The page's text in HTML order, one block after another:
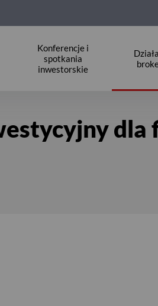
Konferencje i
spotkania
inwestorskie
dla